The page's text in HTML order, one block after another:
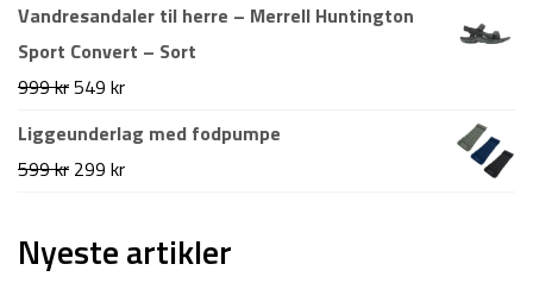
Vandresandaler til herre – Merrell Huntington
Sport Convert – Sort
999krDen
oprindelige
pris
549 krDen
aktuelle
Liggeunderlag med fodpumpe
599kr Den
pris
299 krDen
Nyeste artikler